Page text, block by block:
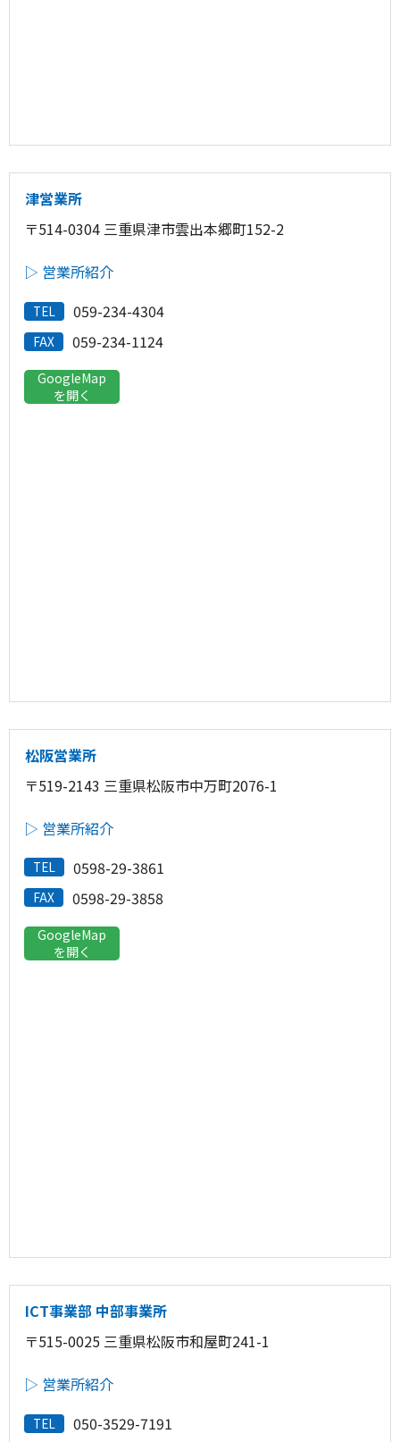
津営業所
〒514-0304 三重県津市雲出本郷町152-2
▷ 営業所紹介
TEL 059-234-4304
FAX 059-234-1124
GoogleMap
を開く
松阪営業所
〒519-2143 三重県松阪市中万町2076-1
▷ 営業所紹介
TEL 0598-29-3861
FAX 0598-29-3858
GoogleMap
を開く
ICT事業部 中部事業所
〒515-0025 三重県松阪市和屋町241-1
▷ 営業所紹介
TEL 050-3529-7191